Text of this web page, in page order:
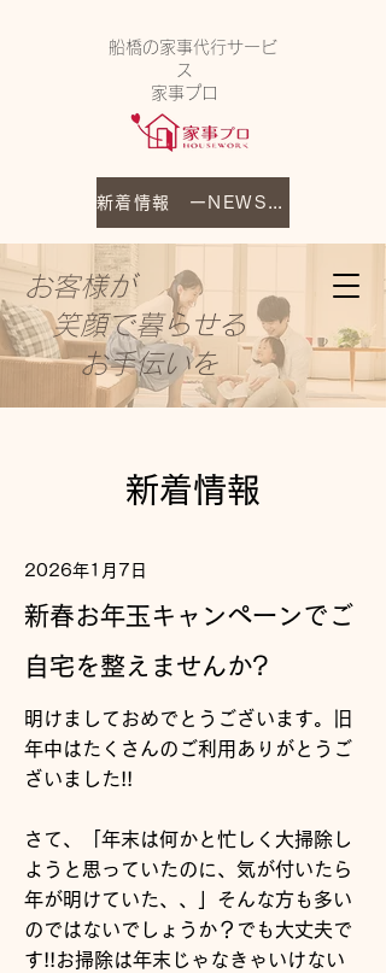
お客様が
笑顔で暮らせる
​ お手伝いを
新着情報 ーNEWS－
船橋の家事代行サービ
ス
家事プロ
​新着情報
2026年1月7日
新春お年玉キャンペーンでご
自宅を整えませんか?
明けましておめでとうございます。旧
年中はたくさんのご利用ありがとうご
ざいました!!
さて、「年末は何かと忙しく大掃除し
ようと思っていたのに、気が付いたら
年が明けていた、、」そんな方も多い
のではないでしょうか？でも大丈夫で
す!!お掃除は年末じゃなきゃいけない